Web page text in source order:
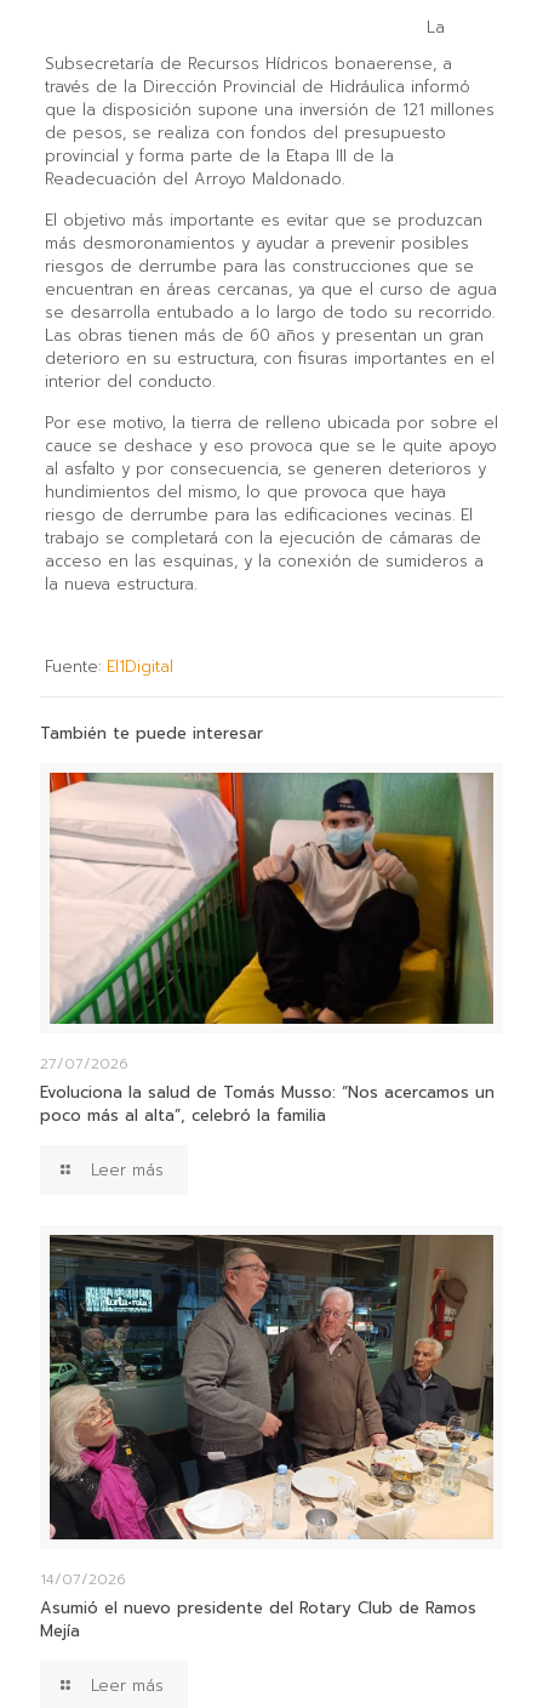
La
Subsecretaría de Recursos Hídricos bonaerense, a
través de la Dirección Provincial de Hidráulica informó
que la disposición supone una inversión de 121 millones
de pesos, se realiza con fondos del presupuesto
provincial y forma parte de la Etapa III de la
Readecuación del Arroyo Maldonado.
El objetivo más importante es evitar que se produzcan
más desmoronamientos y ayudar a prevenir posibles
riesgos de derrumbe para las construcciones que se
encuentran en áreas cercanas, ya que el curso de agua
se desarrolla entubado a lo largo de todo su recorrido.
Las obras tienen más de 60 años y presentan un gran
deterioro en su estructura, con fisuras importantes en el
interior del conducto.
Por ese motivo, la tierra de relleno ubicada por sobre el
cauce se deshace y eso provoca que se le quite apoyo
al asfalto y por consecuencia, se generen deterioros y
hundimientos del mismo, lo que provoca que haya
riesgo de derrumbe para las edificaciones vecinas. El
trabajo se completará con la ejecución de cámaras de
acceso en las esquinas, y la conexión de sumideros a
la nueva estructura.
Fuente: El1Digital
También te puede interesar
27/07/2026
Evoluciona la salud de Tomás Musso: “Nos acercamos un
poco más al alta”, celebró la familia
Leer más
14/07/2026
Asumió el nuevo presidente del Rotary Club de Ramos
Mejía
Leer más